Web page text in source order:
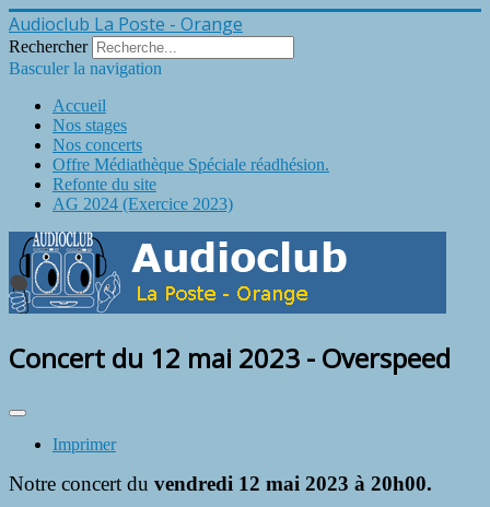
Audioclub La Poste - Orange
Rechercher
Basculer la navigation
Accueil
Nos stages
Nos concerts
Offre Médiathèque Spéciale réadhésion.
Refonte du site
AG 2024 (Exercice 2023)
Concert du 12 mai 2023 - Overspeed
Imprimer
Notre concert du vendredi 12 mai 2023 à 20h00.